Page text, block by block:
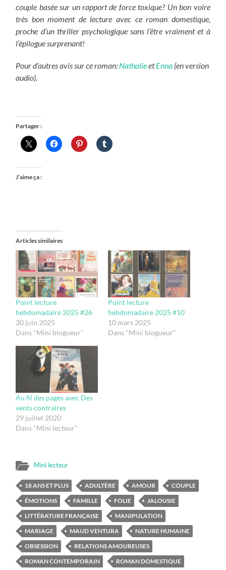
couple basée sur un rapport de force toxique? Un bon voire
très bon moment de lecture avec ce roman domestique,
proche d’un thriller psychologique sans l’être vraiment et à
l’épilogue surprenant!
Pour d’autres avis sur ce roman: NathalieetEnna (en version
audio).
Partager :
J’aime ça :
Articles similaires
Point lecture
hebdomadaire 2025 #26
30 juin 2025
Dans "Mini blogueur"
Point lecture
hebdomadaire 2025 #10
10 mars 2025
Dans "Mini blogueur"
Au fil des pages avec Des
vents contraires
29 juillet 2020
Dans "Mini lecteur"
Mini lecteur
18 ANS ET PLUS ADULTÈRE AMOUR
COUPLE
ÉMOTIONS
FAMILLE FOLIE
JALOUSIE
LITTÉRATURE FRANÇAISE
MANIPULATION
MARIAGE
MAUD VENTURA
NATURE HUMAINE
OBSESSION
RELATIONS AMOUREUSES
ROMAN CONTEMPORAIN
ROMAN DOMESTIQUE